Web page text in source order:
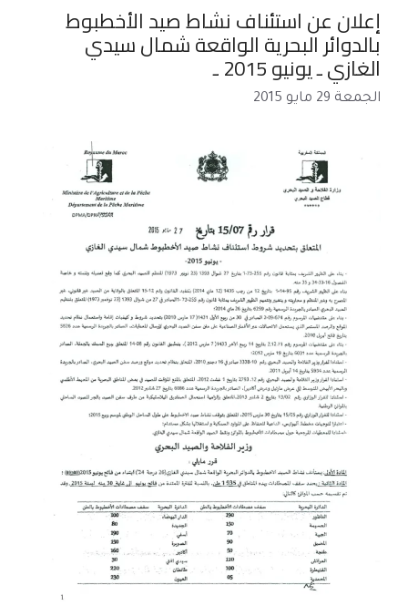
إعلان عن استئناف نشاط صيد الأخطبوط
بالدوائر البحرية الواقعة شمال سيدي
الغازي ـ يونيو 2015 ـ
الجمعة 29 مايو 2015